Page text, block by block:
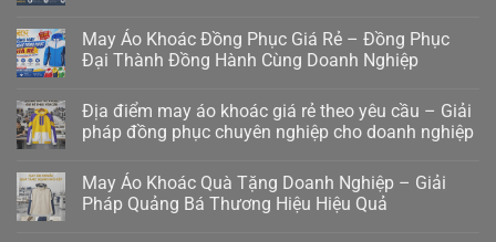
May Áo Khoác Đồng Phục Giá Rẻ – Đồng Phục
Đại Thành Đồng Hành Cùng Doanh Nghiệp
Địa điểm may áo khoác giá rẻ theo yêu cầu – Giải
pháp đồng phục chuyên nghiệp cho doanh nghiệp
May Áo Khoác Quà Tặng Doanh Nghiệp – Giải
Pháp Quảng Bá Thương Hiệu Hiệu Quả